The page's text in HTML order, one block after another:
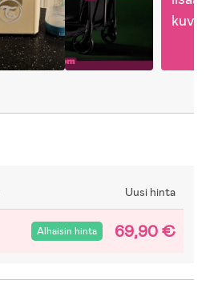
kuvia
Uusi hinta
Alhaisin hinta 69,90 €